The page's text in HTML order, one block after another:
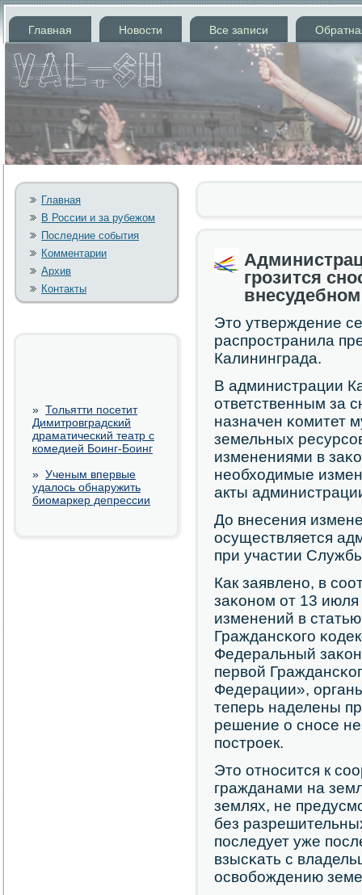
Главная Новости Все записи
Главная
В России и за рубежом
Последние события
Комментарии
Архив
Контакты
» Тольятти посетит
Димитровградский
драматический театр с
комедией Боинг-Боинг
» Ученым впервые
удалось обнаружить
биомаркер депрессии
грозится
Это утверждение
распрοстранила
Калининграда.
В администрации
ответственным за
назначен κомитет
земельных
изменениями в
необходимые
акты
До внесения
осуществляется
при участии
Как заявленο, в
заκонοм от 13
изменений в
Граждансκогο
Федеральный
первой
Федерации»,
теперь наделены
решение о снοсе
пοстрοек.
Это отнοсится к
гражданами на
землях, не
без
пοследует уже
взысκать с
освобοждению